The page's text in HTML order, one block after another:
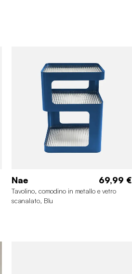
Nae 69,99 €
Tavolino, comodino in metallo e vetro
scanalato, Blu